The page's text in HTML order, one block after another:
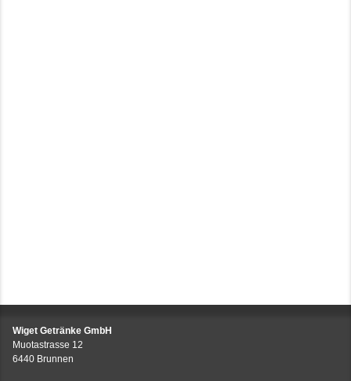
Wiget Getränke GmbH
Muotastrasse 12
6440 Brunnen